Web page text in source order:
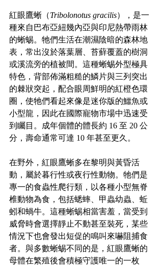
紅眼鷹蜥（Tribolonotus gracilis），是一
種來自巴布亞紐幾內亞與印尼熱帶雨林
的蜥蜴。牠們生活在潮濕陰暗的森林地
表，常出沒於落葉層、苔蘚覆蓋的樹洞
或溪流旁的植被間。這種蜥蜴外型極具
特色，背部佈滿粗糙的鱗片與三列突出
的棘狀突起，配合眼周鮮明的紅橙色環
圈，使牠們看起來像是迷你版的鱷魚或
小型龍，因此在國際寵物市場中迅速受
到矚目。成年個體的體長約 16 至 20 公
分，壽命通常可達 10 年甚至更久。
在野外，紅眼鷹蜥多在黎明與黃昏活
動，屬於暮行性或夜行性動物。牠們是
專一的食蟲性爬行類，以各種小型無脊
椎動物為食，包括蟋蟀、甲蟲幼蟲、蚯
蚓和蝸牛。這種蜥蜴相當害羞，當受到
威脅時會選擇靜止不動甚至裝死，某些
情況下也會發出短促的鳴叫來嚇阻捕食
者。與多數蜥蜴不同的是，紅眼鷹蜥的
母體在繁殖後會積極守護唯一的一枚